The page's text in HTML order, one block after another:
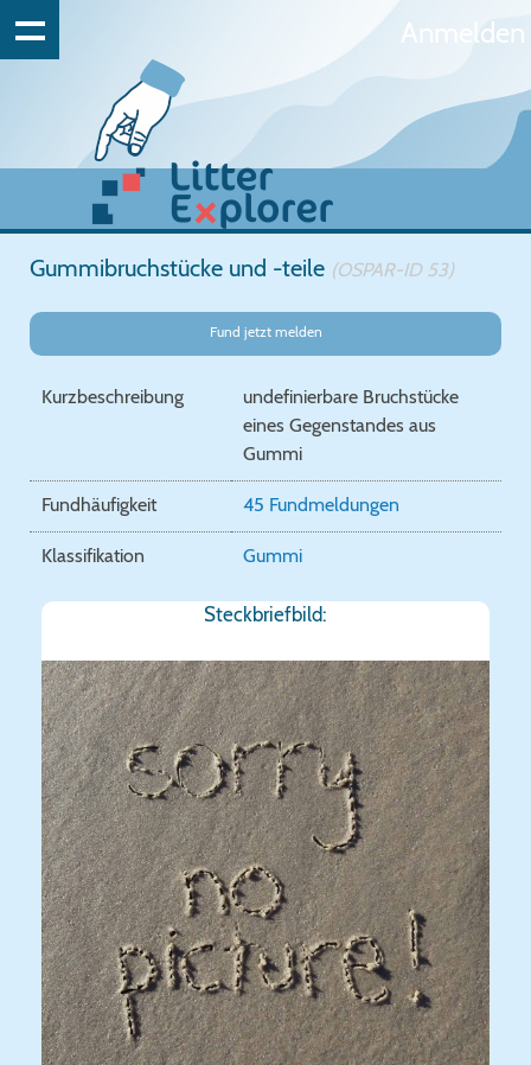
Anmelden
Gummibruchstücke und -teile (OSPAR-ID 53)
Fund jetzt melden
Kurzbeschreibung
undefinierbare Bruchstücke
eines Gegenstandes aus
Gummi
Fundhäufigkeit 45 Fundmeldungen
Klassifikation Gummi
Steckbriefbild: